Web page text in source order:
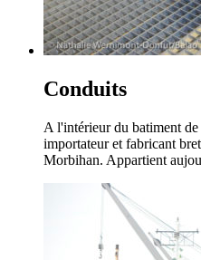
Conduits
A l'intérieur du batiment
importateur et fabricant
Morbihan. Appartient